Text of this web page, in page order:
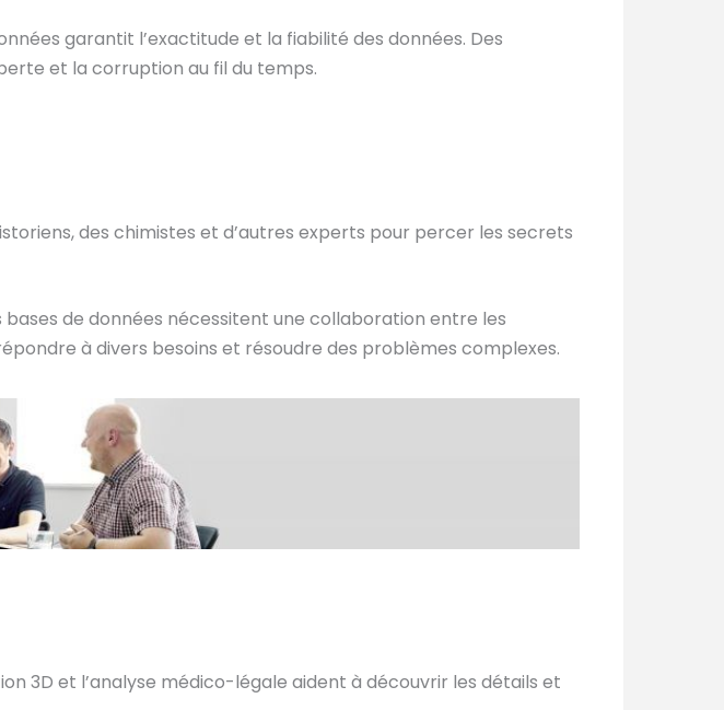
garantit l’exactitude et la fiabilité des données. Des
et la corruption au fil du temps.
des chimistes et d’autres experts pour percer les secrets
de données nécessitent une collaboration entre les
à divers besoins et résoudre des problèmes complexes.
3D et l’analyse médico-légale aident à découvrir les détails et